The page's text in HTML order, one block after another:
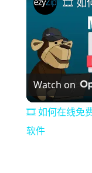
Watch on
🎞️ 如何在线免
软件